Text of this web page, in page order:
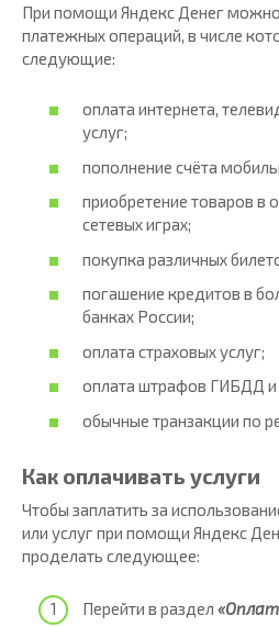
При помощи Яндекс Денег
платежных операций, в числе
следующие:
оплата интернета,
услуг;
пополнение счёта
приобретение товаров в
сетевых играх;
покупка различных
погашение кредитов в
банках России;
оплата страховых услуг;
оплата штрафов ГИБДД и
обычные транзакции по
Как оплачивать услуги
Чтобы заплатить за
или услуг при помощи Яндекс
проделать следующее:
Перейти в раздел